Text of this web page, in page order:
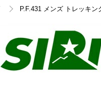
P.F.431 メンズ トレッキ